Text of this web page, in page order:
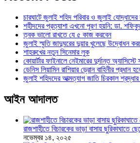
চারঘাটে জুলাই শহিদ পরিবার ও জুলাই যোদ্ধাদের
শহীদদের প্রত্যাশা এখনো পূরণ হয়নি: ডা.
ত্বক ভালো রাখতে যে ৫ কাজ করবেন
জুলাই স্মৃতি জাদুঘরের দুয়ার খুলেছে উদ্বোধন
শাহরুখের নতুন সিনেমার লুক
কোয়ার্টার ফাইনালে নেইমারের দুর্দান্ত
ডেনিস লিয়ামিন রাশিয়ার ড্রোন বাহিনীর প্রধান
জুলাই শহিদদের আত্মত্যাগ জাতি চিরকাল শ্রদ্ধার
আইন আদালত
রাজশাহীতে বিচারকের ভাড়া বাসায়
নভেম্বর ১৪, ২০২৫